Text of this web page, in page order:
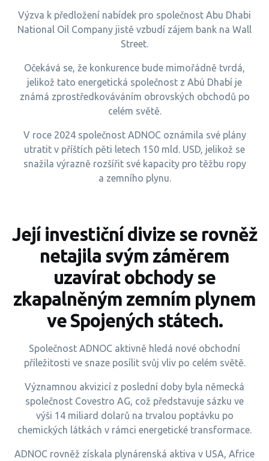
Výzva k předložení nabídek pro společnost Abu Dhabi
National Oil Company jistě vzbudí zájem bank na Wall
Street.
Očekává se, že konkurence bude mimořádně tvrdá,
jelikož tato energetická společnost z Abú Dhabí je
známá zprostředkováváním obrovských obchodů po
celém světě.
V roce 2024 společnost ADNOC oznámila své plány
utratit v příštích pěti letech 150 mld. USD, jelikož se
snažila výrazně rozšířit své kapacity pro těžbu ropy
a zemního plynu.
Její investiční divize se rovněž
netajila svým záměrem
uzavírat obchody se
zkapalněným zemním plynem
ve Spojených státech.
Společnost ADNOC aktivně hledá nové obchodní
příležitosti ve snaze posílit svůj vliv po celém světě.
Významnou akvizicí z poslední doby byla německá
společnost Covestro AG, což představuje sázku ve
výši 14 miliard dolarů na trvalou poptávku po
chemických látkách v rámci energetické transformace.
ADNOC rovněž získala plynárenská aktiva v USA, Africe